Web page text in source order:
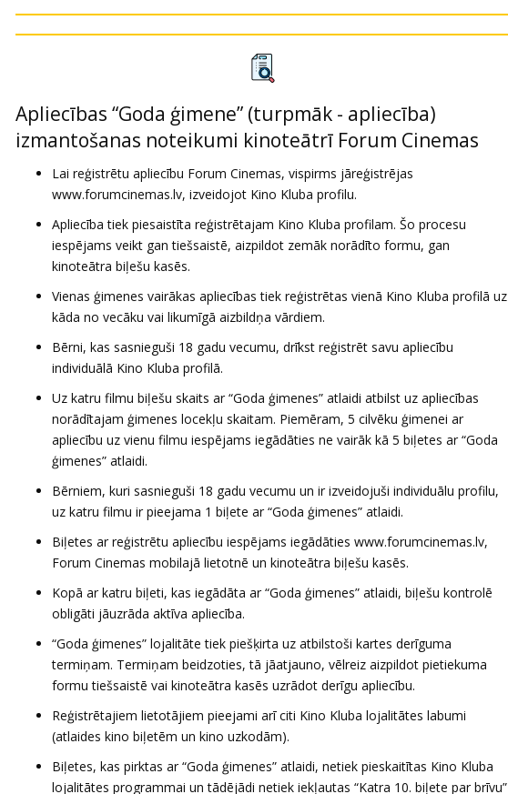
Apliecības “Goda ģimene” (turpmāk - apliecība)
izmantošanas noteikumi kinoteātrī Forum Cinemas
Lai reģistrētu apliecību Forum Cinemas, vispirms jāreģistrējas
www.forumcinemas.lv, izveidojot Kino Kluba profilu.
Apliecība tiek piesaistīta reģistrētajam Kino Kluba profilam. Šo procesu
iespējams veikt gan tiešsaistē, aizpildot zemāk norādīto formu, gan
kinoteātra biļešu kasēs.
Vienas ģimenes vairākas apliecības tiek reģistrētas vienā Kino Kluba profilā uz
kāda no vecāku vai likumīgā aizbildņa vārdiem.
Bērni, kas sasnieguši 18 gadu vecumu, drīkst reģistrēt savu apliecību
individuālā Kino Kluba profilā.
Uz katru filmu biļešu skaits ar “Goda ģimenes” atlaidi atbilst uz apliecības
norādītajam ģimenes locekļu skaitam. Piemēram, 5 cilvēku ģimenei ar
apliecību uz vienu filmu iespējams iegādāties ne vairāk kā 5 biļetes ar “Goda
ģimenes” atlaidi.
Bērniem, kuri sasnieguši 18 gadu vecumu un ir izveidojuši individuālu profilu,
uz katru filmu ir pieejama 1 biļete ar “Goda ģimenes” atlaidi.
Biļetes ar reģistrētu apliecību iespējams iegādāties www.forumcinemas.lv,
Forum Cinemas mobilajā lietotnē un kinoteātra biļešu kasēs.
Kopā ar katru biļeti, kas iegādāta ar “Goda ģimenes” atlaidi, biļešu kontrolē
obligāti jāuzrāda aktīva apliecība.
“Goda ģimenes” lojalitāte tiek piešķirta uz atbilstoši kartes derīguma
termiņam. Termiņam beidzoties, tā jāatjauno, vēlreiz aizpildot pietiekuma
formu tiešsaistē vai kinoteātra kasēs uzrādot derīgu apliecību.
Reģistrētajiem lietotājiem pieejami arī citi Kino Kluba lojalitātes labumi
(atlaides kino biļetēm un kino uzkodām).
Biļetes, kas pirktas ar “Goda ģimenes” atlaidi, netiek pieskaitītas Kino Kluba
lojalitātes programmai un tādējādi netiek iekļautas “Katra 10. biļete par brīvu”